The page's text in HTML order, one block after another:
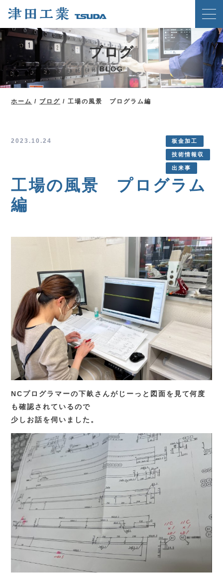
ホーム
クリンチングスピードファスナー工法
津田工業の強み
技術紹介
新着情報
ブログ
BLOG
ホーム / ブログ / 工場の風景 プログラム編
2023.10.24 板金加工
技術情報収
出来事
工場の風景 プログラム
編
NCプログラマーの下畝さんがじーっと図面を見て何度
も確認されているので
少しお話を伺いました。